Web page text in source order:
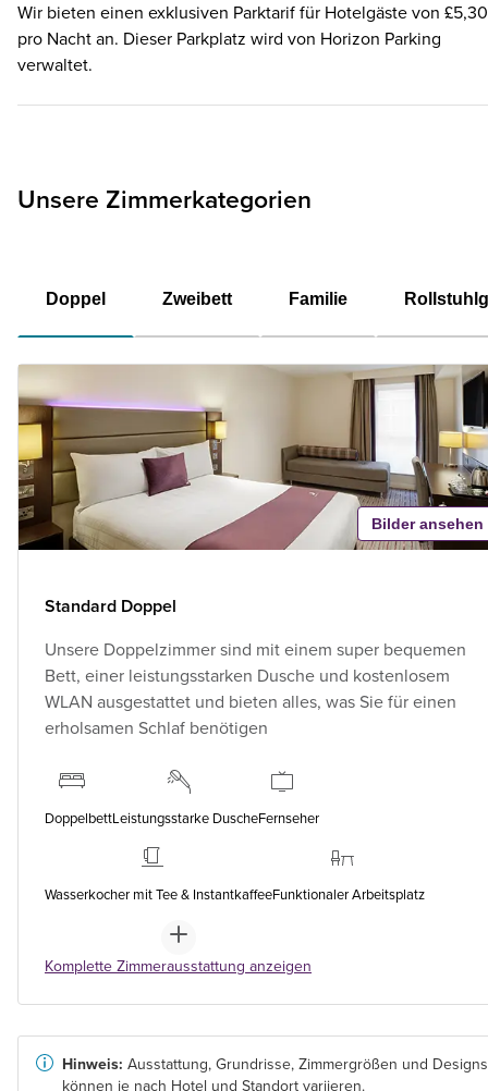
Wir bieten einen exklusiven Parktarif für Hotelgäste von £5,30
pro Nacht an. Dieser Parkplatz wird von Horizon Parking
verwaltet.
Unsere Zimmerkategorien
Doppel Zweibett Familie
Bilder ansehen
Standard Doppel
Unsere Doppelzimmer sind mit einem super bequemen
Bett, einer leistungsstarken Dusche und kostenlosem
WLAN ausgestattet und bieten alles, was Sie für einen
erholsamen Schlaf benötigen
DoppelbettLeistungsstarke DuscheFernseher
Wasserkocher mit Tee & InstantkaffeeFunktionaler Arbeitsplatz
Komplette Zimmerausstattung anzeigen
Hinweis: Ausstattung, Grundrisse, Zimmergrößen und Designs
können je nach Hotel und Standort variieren.